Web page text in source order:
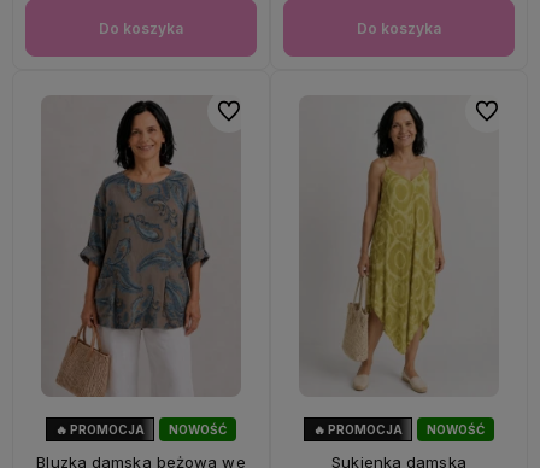
Do koszyka Do koszyka
NOWOŚĆ
OKAZJA
🔥 PROMOCJA
Bluzka damska beżowa we
Do ulubionych
NOWOŚĆ
🔥 PROMOCJA
Sukienka damska
Do